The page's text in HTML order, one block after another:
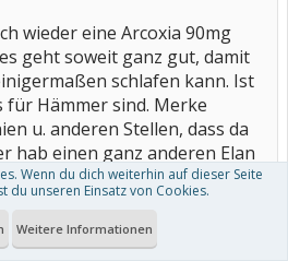
wieder eine Arcoxia 90mg
geht soweit ganz gut, damit
schlafen kann. Ist
für Hämmer sind. Merke
u. anderen Stellen, dass da
hab einen ganz anderen Elan
echt Schiss vor den Dingern.
Wenn du dich weiterhin auf dieser Seite
du unseren Einsatz von Cookies.
Weitere Informationen